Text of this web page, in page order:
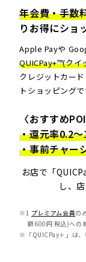
年会費・手数
りお得にショ
Apple Payや
QUICPay+™(クイ
クレジットカー
トショッピング
〈おすすめ
・還元率0.2
・事前チャー
お店で「
し、
※1 プレミアム会員の
額600円 税込)への
※「QUICPay＋」は、